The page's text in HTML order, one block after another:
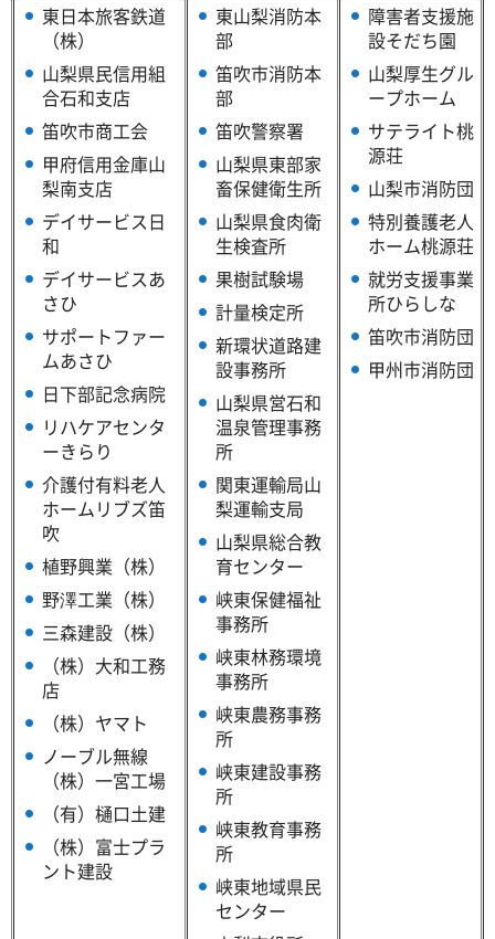
東日本旅客鉄道
（株）
山梨県民信用組
合石和支店
笛吹市商工会
甲府信用金庫山
梨南支店
デイサービス日
和
デイサービスあ
さひ
サポートファー
ムあさひ
日下部記念病院
リハケアセンタ
ーきらり
介護付有料老人
ホームリブズ笛
吹
植野興業（株）
野澤工業（株）
三森建設（株）
（株）大和工務
店
（株）ヤマト
ノーブル無線
（株）一宮工場
（有）樋口土建
（株）富士プラ
ント建設
東山梨消防本
部
笛吹市消防本
部
笛吹警察署
山梨県東部家
畜保健衛生所
山梨県食肉衛
生検査所
果樹試験場
計量検定所
新環状道路建
設事務所
山梨県営石和
温泉管理事務
所
関東運輸局山
梨運輸支局
山梨県総合教
育センター
峡東保健福祉
事務所
峡東林務環境
事務所
峡東農務事務
所
峡東建設事務
所
峡東教育事務
所
峡東地域県民
センター
障害者支援施
設そだち園
山梨厚生グル
ープホーム
サテライト桃
源荘
山梨市消防団
特別養護老人
ホーム桃源荘
就労支援事業
所ひらしな
笛吹市消防団
甲州市消防団